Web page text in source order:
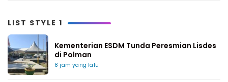
LIST STYLE 1
Kementerian ESDM Tunda Peresmian Lisdes
di Polman
8 jam yang lalu